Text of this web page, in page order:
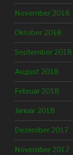
November 2018
Oktober 2018
September 2018
August 2018
Februar 2018
Januar 2018
Dezember 2017
November 2017